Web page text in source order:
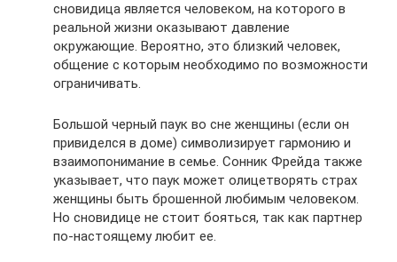
сновидица является человеком, на которого в
реальной жизни оказывают давление
окружающие. Вероятно, это близкий человек,
общение с которым необходимо по возможности
ограничивать.
Большой черный паук во сне женщины (если он
привиделся в доме) символизирует гармонию и
взаимопонимание в семье. Сонник Фрейда также
указывает, что паук может олицетворять страх
женщины быть брошенной любимым человеком.
Но сновидице не стоит бояться, так как партнер
по-настоящему любит ее.